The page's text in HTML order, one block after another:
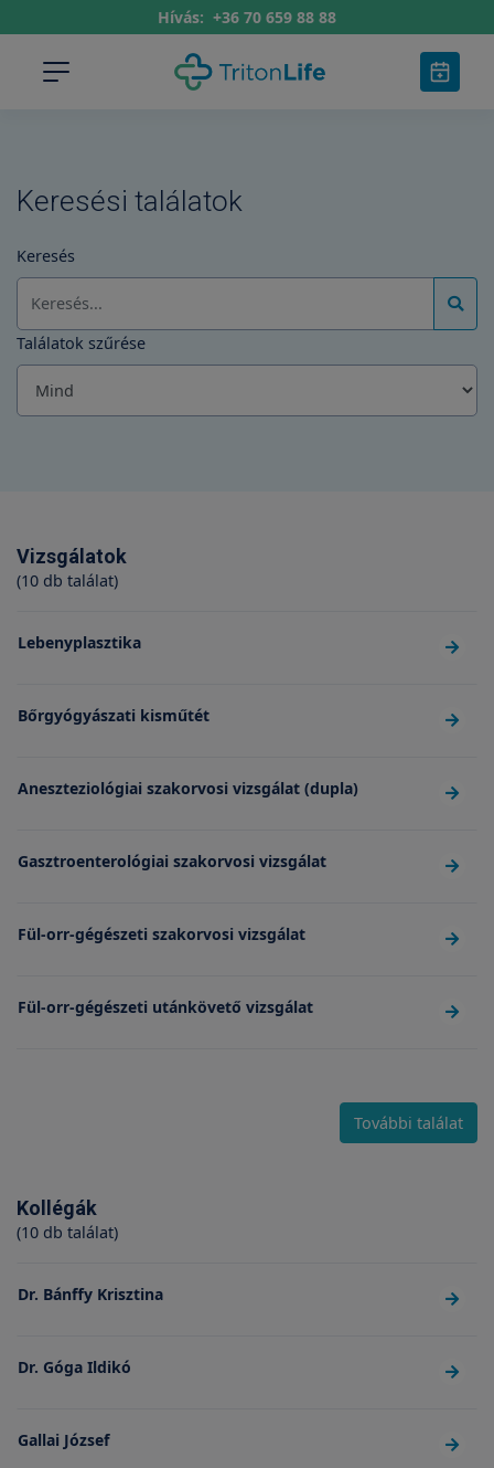
Hívás: +36 70 659 88 88
Keresési találatok
Keresés
Találatok szűrése
Vizsgálatok
(10 db találat)
Lebenyplasztika
Bőrgyógyászati kisműtét
Aneszteziológiai szakorvosi vizsgálat (dupla)
Gasztroenterológiai szakorvosi vizsgálat
Fül-orr-gégészeti szakorvosi vizsgálat
Fül-orr-gégészeti utánkövető vizsgálat
További találat
Kollégák
(10 db találat)
Dr. Bánffy Krisztina
Dr. Góga Ildikó
Gallai József